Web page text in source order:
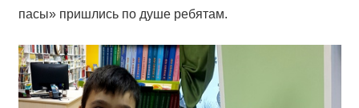
пасы» пришлись по душе ребятам.